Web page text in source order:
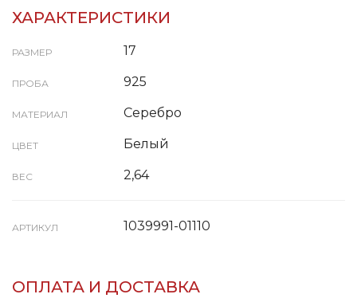
ХАРАКТЕРИСТИКИ
РАЗМЕР 17
ПРОБА 925
МАТЕРИАЛ Серебро
ЦВЕТ Белый
ВЕС 2,64
АРТИКУЛ 1039991-01110
ОПЛАТА И ДОСТАВКА